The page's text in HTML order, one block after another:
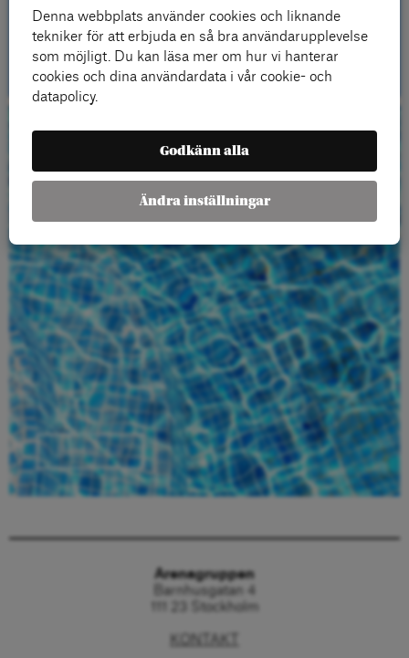
Kontakt
Beställ gratis
material
Beställ här
Arenagruppen
Barnhusgatan 4
111 23 Stockholm
KONTAKT
Denna webbplats använder cookies och liknande
tekniker för att erbjuda en så bra användarupplevelse
som möjligt. Du kan läsa mer om hur vi hanterar
cookies och dina användardata i vår cookie- och
datapolicy.
Godkänn alla
Ändra inställningar